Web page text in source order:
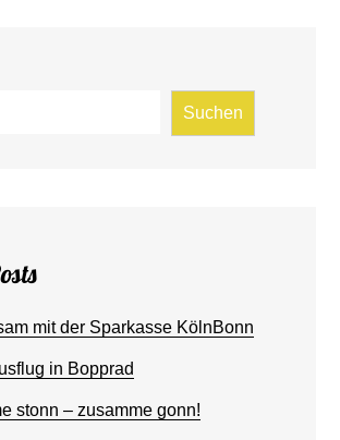
Suchen
mit der Sparkasse KölnBonn
in Bopprad
stonn – zusamme gonn!